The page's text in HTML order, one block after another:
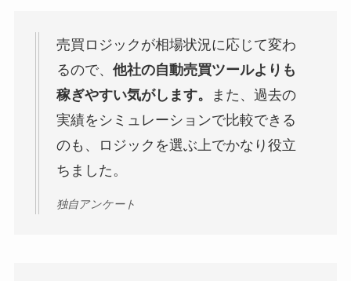
売買ロジックが相場状況に応じて変わ
るので、 他社の自動売買ツールよりも
稼ぎやすい気がします。
また、過去の
実績をシミュレーションで比較できる
のも、ロジックを選ぶ上でかなり役立
ちました。
独自アンケート